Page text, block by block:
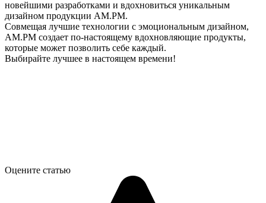
новейшими разработками и вдохновиться уникальным
дизайном продукции AM.PM.
Совмещая лучшие технологии с эмоциональным дизайном,
AM.PM создает по-настоящему вдохновляющие продукты,
которые может позволить себе каждый.
Выбирайте лучшее в настоящем времени!
Оцените статью